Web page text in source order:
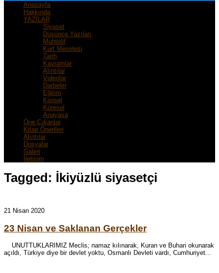
Anasayfa
Hakkında
YAZILAR
Siyaset
Düşünce Yazıları
Muhtelif
Kürt Meselesi
Tarih
Kavramlar
Alıntılar
Videolar
Darbeler
Eğitim
Kişisel
Küresel
Anayasa
Öne Çıkanlar
Kitap Önerileri
Alıntılar
Dosyalar
Galeri
İletişim
Tagged: İkiyüzlü siyasetçi
21 Nisan 2020
23 Nisan ve Saklanan Gerçekler
UNUTTUKLARIMIZ Meclis; namaz kılınarak, Kuran ve Buhari okunarak
açıldı, Türkiye diye bir devlet yoktu, Osmanlı Devleti vardı, Cumhuriyet...